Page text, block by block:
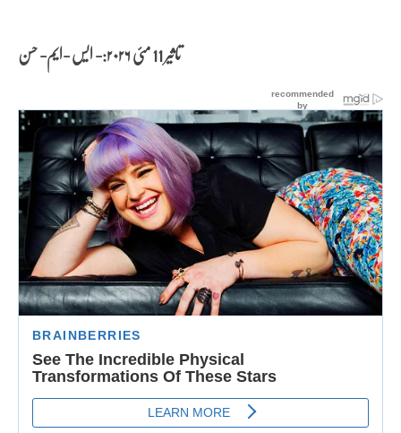
تاثیر 11 مئی ۲۰۲۶:- ایس -ایم- حسن